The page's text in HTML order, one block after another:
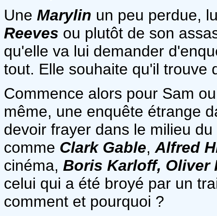
Une Marylin un peu perdue,
Reeves ou plutôt de son
qu'elle va lui demander
tout. Elle souhaite qu'il trouve
Commence alors pour Sam
même, une enquête étrange
devoir frayer dans le milieu
comme Clark Gable, Alfred
cinéma, Boris Karloff, Oliver
celui qui a été broyé par un
comment et pourquoi ?